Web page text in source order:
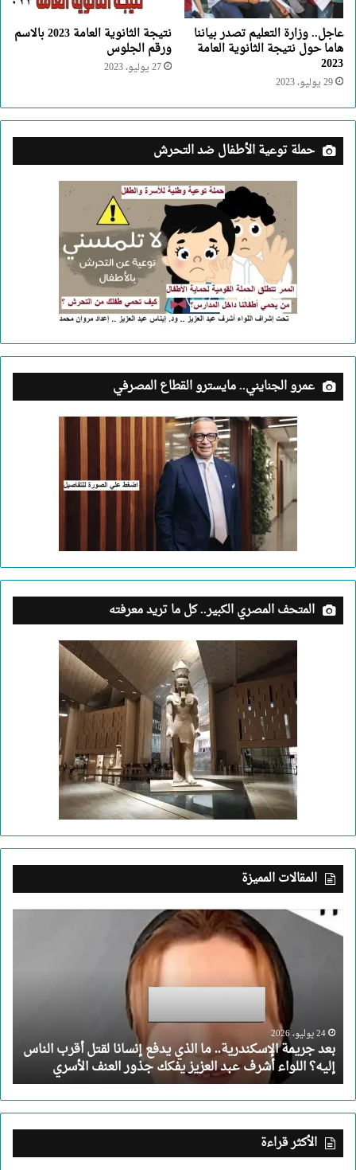
عاجل.. وزارة التعليم تصدر بياننا
هاما حول نتيجة الثانوية العامة
2023
29 يوليو، 2023
نتيجة الثانوية العامة 2023 بالاسم
ورقم الجلوس
27 يوليو، 2023
حملة توعية الأطفال ضد التحرش
عمرو الجنايني.. مايسترو القطاع المصرفي
المتحف المصري الكبير.. كل ما تريد معرفته
المقالات المميزة
بعد
جريمة
لقتل
أقرب
الناس
إليه؟
اللواء
أشرف
عبد
العزيز
24 يوليو، 2026
بعد جريمة الإسكندرية.. ما الذي يدفع إنسانا لقتل أقرب الناس
إليه؟ اللواء أشرف عبد العزيز يفكك جذور العنف الأسري
الأكثر قراءة